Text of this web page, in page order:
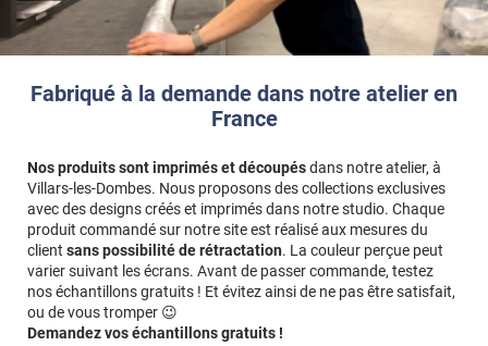
Fabriqué à la demande dans notre atelier en
France
Nos produits sont imprimés et découpésdans notre atelier, à
Villars-les-Dombes. Nous proposons des collections exclusives
avec des designs créés et imprimés dans notre studio. Chaque
produit commandé sur notre site est réalisé aux mesures du
client sans possibilité de rétractation. La couleur perçue peut
varier suivant les écrans. Avant de passer commande, testez
nos échantillons gratuits ! Et évitez ainsi de ne pas être satisfait,
ou de vous tromper 😉
Demandez vos échantillons gratuits !